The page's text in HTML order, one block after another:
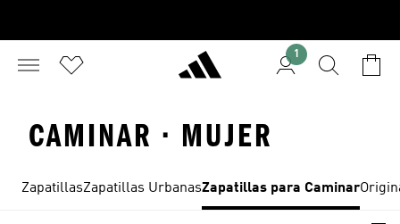
1
CAMINAR · MUJER
ZapatillasZapatillas UrbanasZapatillas para Caminar